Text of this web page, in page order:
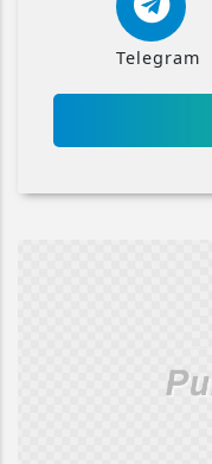
Telegram